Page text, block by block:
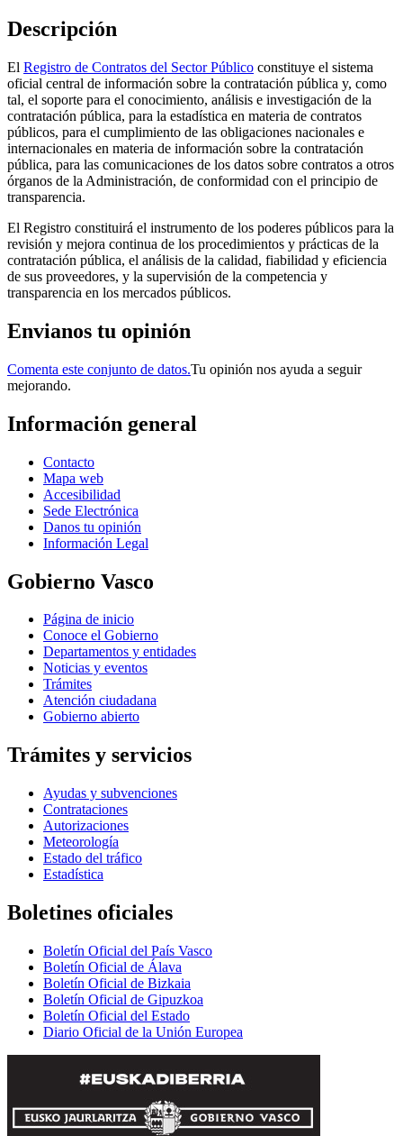
Descripción
El Registro de Contratos del Sector Público constituye el sistema
oficial central de información sobre la contratación pública y, como
tal, el soporte para el conocimiento, análisis e investigación de la
contratación pública, para la estadística en materia de contratos
públicos, para el cumplimiento de las obligaciones nacionales e
internacionales en materia de información sobre la contratación
pública, para las comunicaciones de los datos sobre contratos a otros
órganos de la Administración, de conformidad con el principio de
transparencia.
El Registro constituirá el instrumento de los poderes públicos para la
revisión y mejora continua de los procedimientos y prácticas de la
contratación pública, el análisis de la calidad, fiabilidad y eficiencia
de sus proveedores, y la supervisión de la competencia y
transparencia en los mercados públicos.
Envianos tu opinión
Comenta este conjunto de datos.Tu opinión nos ayuda a seguir
mejorando.
Información general
Contacto
Mapa web
Accesibilidad
Sede Electrónica
Danos tu opinión
Información Legal
Gobierno Vasco
Página de inicio
Conoce el Gobierno
Departamentos y entidades
Noticias y eventos
Trámites
Atención ciudadana
Gobierno abierto
Trámites y servicios
Ayudas y subvenciones
Contrataciones
Autorizaciones
Meteorología
Estado del tráfico
Estadística
Boletines oficiales
Boletín Oficial del País Vasco
Boletín Oficial de Álava
Boletín Oficial de Bizkaia
Boletín Oficial de Gipuzkoa
Boletín Oficial del Estado
Diario Oficial de la Unión Europea